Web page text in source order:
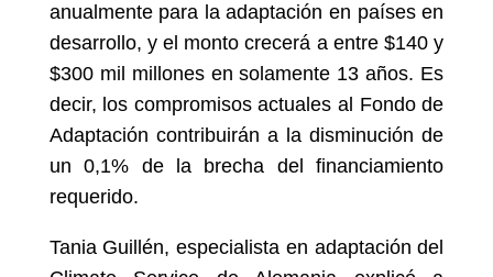
anualmente para la adaptación en países en
desarrollo, y el monto crecerá a entre $140 y
$300 mil millones en solamente 13 años. Es
decir, los compromisos actuales al Fondo de
Adaptación contribuirán a la disminución de
un 0,1% de la brecha del financiamiento
requerido.
Tania Guillén, especialista en adaptación del